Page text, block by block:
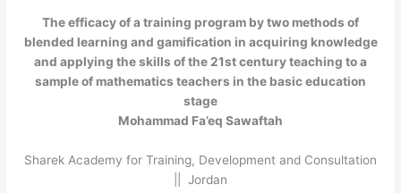
The efficacy of a training program by two methods of
blended learning and gamification in acquiring knowledge
and applying the skills of the 21stcentury teaching to a
sample of mathematics teachers in the basic education
stage
Mohammad Fa’eq Sawaftah
Sharek Academy for Training, Development and Consultation
|| Jordan